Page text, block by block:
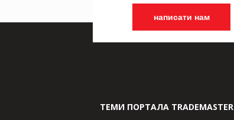
написати нам
ТЕМИ ПОРТАЛА TRADEMASTER